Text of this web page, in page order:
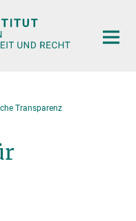
Transparenz